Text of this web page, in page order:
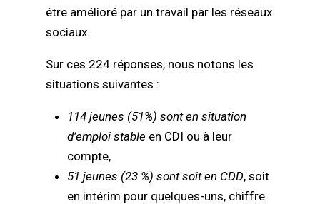
être amélioré par un travail par les réseaux
sociaux.
Sur ces 224 réponses, nous notons les
situations suivantes :
114 jeunes (51%) sont en situation
d’emploi stable en CDI ou à leur
compte,
51 jeunes (23 %) sont soit en CDD, soit
en intérim pour quelques-uns, chiffre